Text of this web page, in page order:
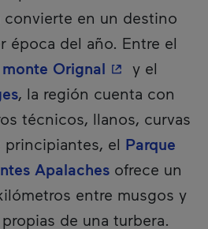
convierte en un destino
época del año. Entre el
monte Orignal - Este
y el
, la región cuenta con
técnicos, llanos, curvas
principiantes, el Parque
Apalaches ofrece un
entre musgos y
de una turbera.